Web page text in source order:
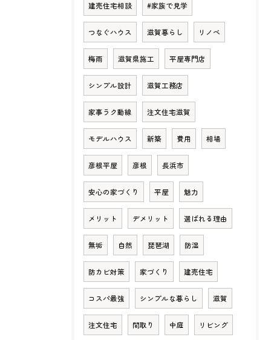
建売住宅相談 #家族で見学
つなぐハウス 滋賀暮らし リノベ
梅雨 滋賀県施工 平屋専門店
シンプル設計 滋賀工務店
家事ラク動線 注文住宅滋賀
モデルハウス 新築 費用 相場
彦根平屋 彦根 長浜市
安心の家づくり 平屋 魅力
メリット デメリット 選ばれる理由
無垢 自然 琵琶湖 防湿
防カビ対策 家づくり 建売住宅
コスパ最強 シンプルな暮らし 滋賀
注文住宅 間取り 中庭 リビング